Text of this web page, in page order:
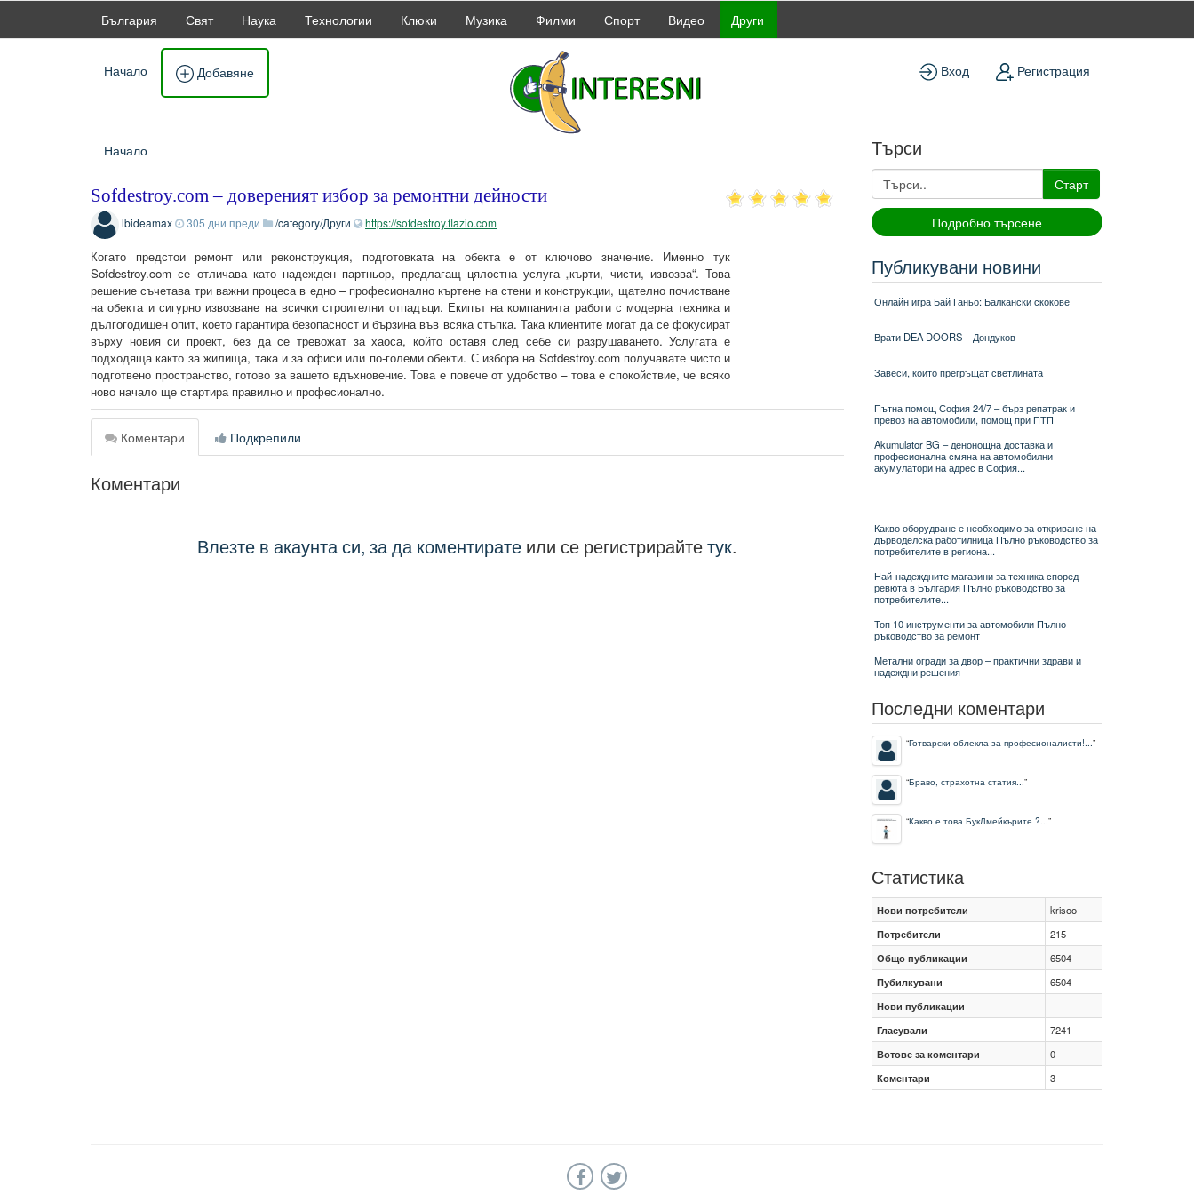
България Свят Наука Технологии Клюки Музика Филми Спорт Видео Други
Начало Регистрация
Вход
Добавяне
Начало
Sofdestroy.com – довереният избор за ремонтни дейности
lbideamax 305 дни преди /category/Други https://sofdestroy.flazio.com
Когато предстои ремонт или реконструкция, подготовката на обекта е от ключово значение. Именно тук
Sofdestroy.com се отличава като надежден партньор, предлагащ цялостна услуга „кърти, чисти, извозва“. Това
решение съчетава три важни процеса в едно – професионално къртене на стени и конструкции, щателно почистване
на обекта и сигурно извозване на всички строителни отпадъци. Екипът на компанията работи с модерна техника и
дългогодишен опит, което гарантира безопасност и бързина във всяка стъпка. Така клиентите могат да се фокусират
върху новия си проект, без да се тревожат за хаоса, който оставя след себе си разрушаването. Услугата е
подходяща както за жилища, така и за офиси или по-големи обекти. С избора на Sofdestroy.com получавате чисто и
подготвено пространство, готово за вашето вдъхновение. Това е повече от удобство – това е спокойствие, че всяко
ново начало ще стартира правилно и професионално.
Коментари Подкрепили
Коментари
Влезте в акаунта си, за да коментирате или се регистрирайтетук.
Търси
Старт
Подробно търсене
Публикувани новини
Онлайн игра Бай Ганьо: Балкански скокове
Врати DEA DOORS – Дондуков
Завеси, които прегръщат светлината
Пътна помощ София 24/7 – бърз репатрак и
превоз на автомобили, помощ при ПТП
Akumulator BG – денонощна доставка и
професионална смяна на автомобилни
акумулатори на адрес в София...
Какво оборудване е необходимо за откриване на
дърводелска работилница Пълно ръководство за
потребителите в региона...
Най-надеждните магазини за техника според
ревюта в България Пълно ръководство за
потребителите...
Топ 10 инструменти за автомобили Пълно
ръководство за ремонт
Метални огради за двор – практични здрави и
надеждни решения
Последни коментари
“Готварски облекла за професионалисти!...”
“Браво, страхотна статия...”
“Какво е това БукЛмейкърите ?...”
Статистика
Нови потребители
krisoo
Потребители
215
Общо публикации
6504
Пубилкувани
6504
Нови публикации
Гласували
7241
Вотове за коментари
0
Коментари
3